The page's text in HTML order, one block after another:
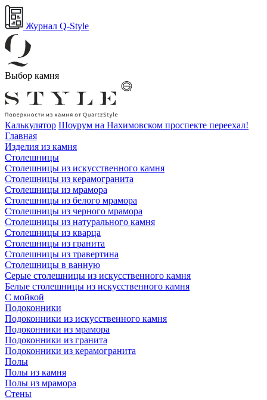
Журнал Q-Style
Выбор камня
Калькулятор Шоурум на Нахимовском проспекте переехал!
Главная
Изделия из камня
Столешницы
Столешницы из искусственного камня
Столешницы из керамогранита
Столешницы из мрамора
Столешницы из белого мрамора
Столешницы из черного мрамора
Столешницы из натурального камня
Столешницы из кварца
Столешницы из гранита
Столешницы из травертина
Столешницы в ванную
Серые столешницы из искусственного камня
Белые столешницы из искусственного камня
С мойкой
Подоконники
Подоконники из искусственного камня
Подоконники из мрамора
Подоконники из гранита
Подоконники из керамогранита
Полы
Полы из камня
Полы из мрамора
Стены